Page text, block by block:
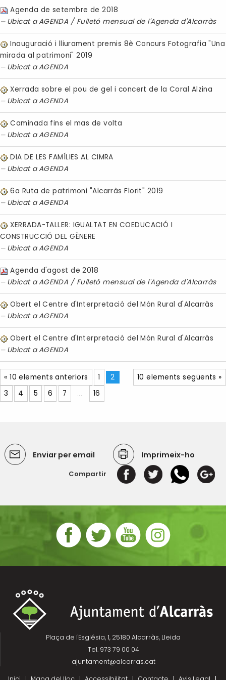
Agenda de setembre de 2018
Ubicat aAGENDA / Fulletó mensual de l'Agenda d'Alcarràs
Inauguració i lliurament premis 8è Concurs Fotografia "Una
mirada al patrimoni" 2019
Ubicat aAGENDA
Xerrada sobre el pou de gel i concert de la Coral Alzina
Ubicat aAGENDA
Caminada fins el mas de volta
Ubicat aAGENDA
DIA DE LES FAMÍLIES AL CIMRA
Ubicat aAGENDA
6a Ruta de patrimoni "Alcarràs Florit" 2019
Ubicat aAGENDA
XERRADA-TALLER: IGUALTAT EN COEDUCACIÓ I
CONSTRUCCIÓ DEL GÈNERE
Ubicat aAGENDA
Agenda d'agost de 2018
Ubicat aAGENDA / Fulletó mensual de l'Agenda d'Alcarràs
Obert el Centre d'Interpretació del Món Rural d'Alcarràs
Ubicat aAGENDA
Obert el Centre d'Interpretació del Món Rural d'Alcarràs
Ubicat aAGENDA
« 10 elements anteriors 10 elements següents »
1
2
3
4 5 6 7 ... 16
Enviar per email Imprimeix-ho
Compartir
Plaça de l'Església, 1, 25180 Alcarràs, Lleida
Tel. 973 79 00 04
ajuntament@alcarras.cat